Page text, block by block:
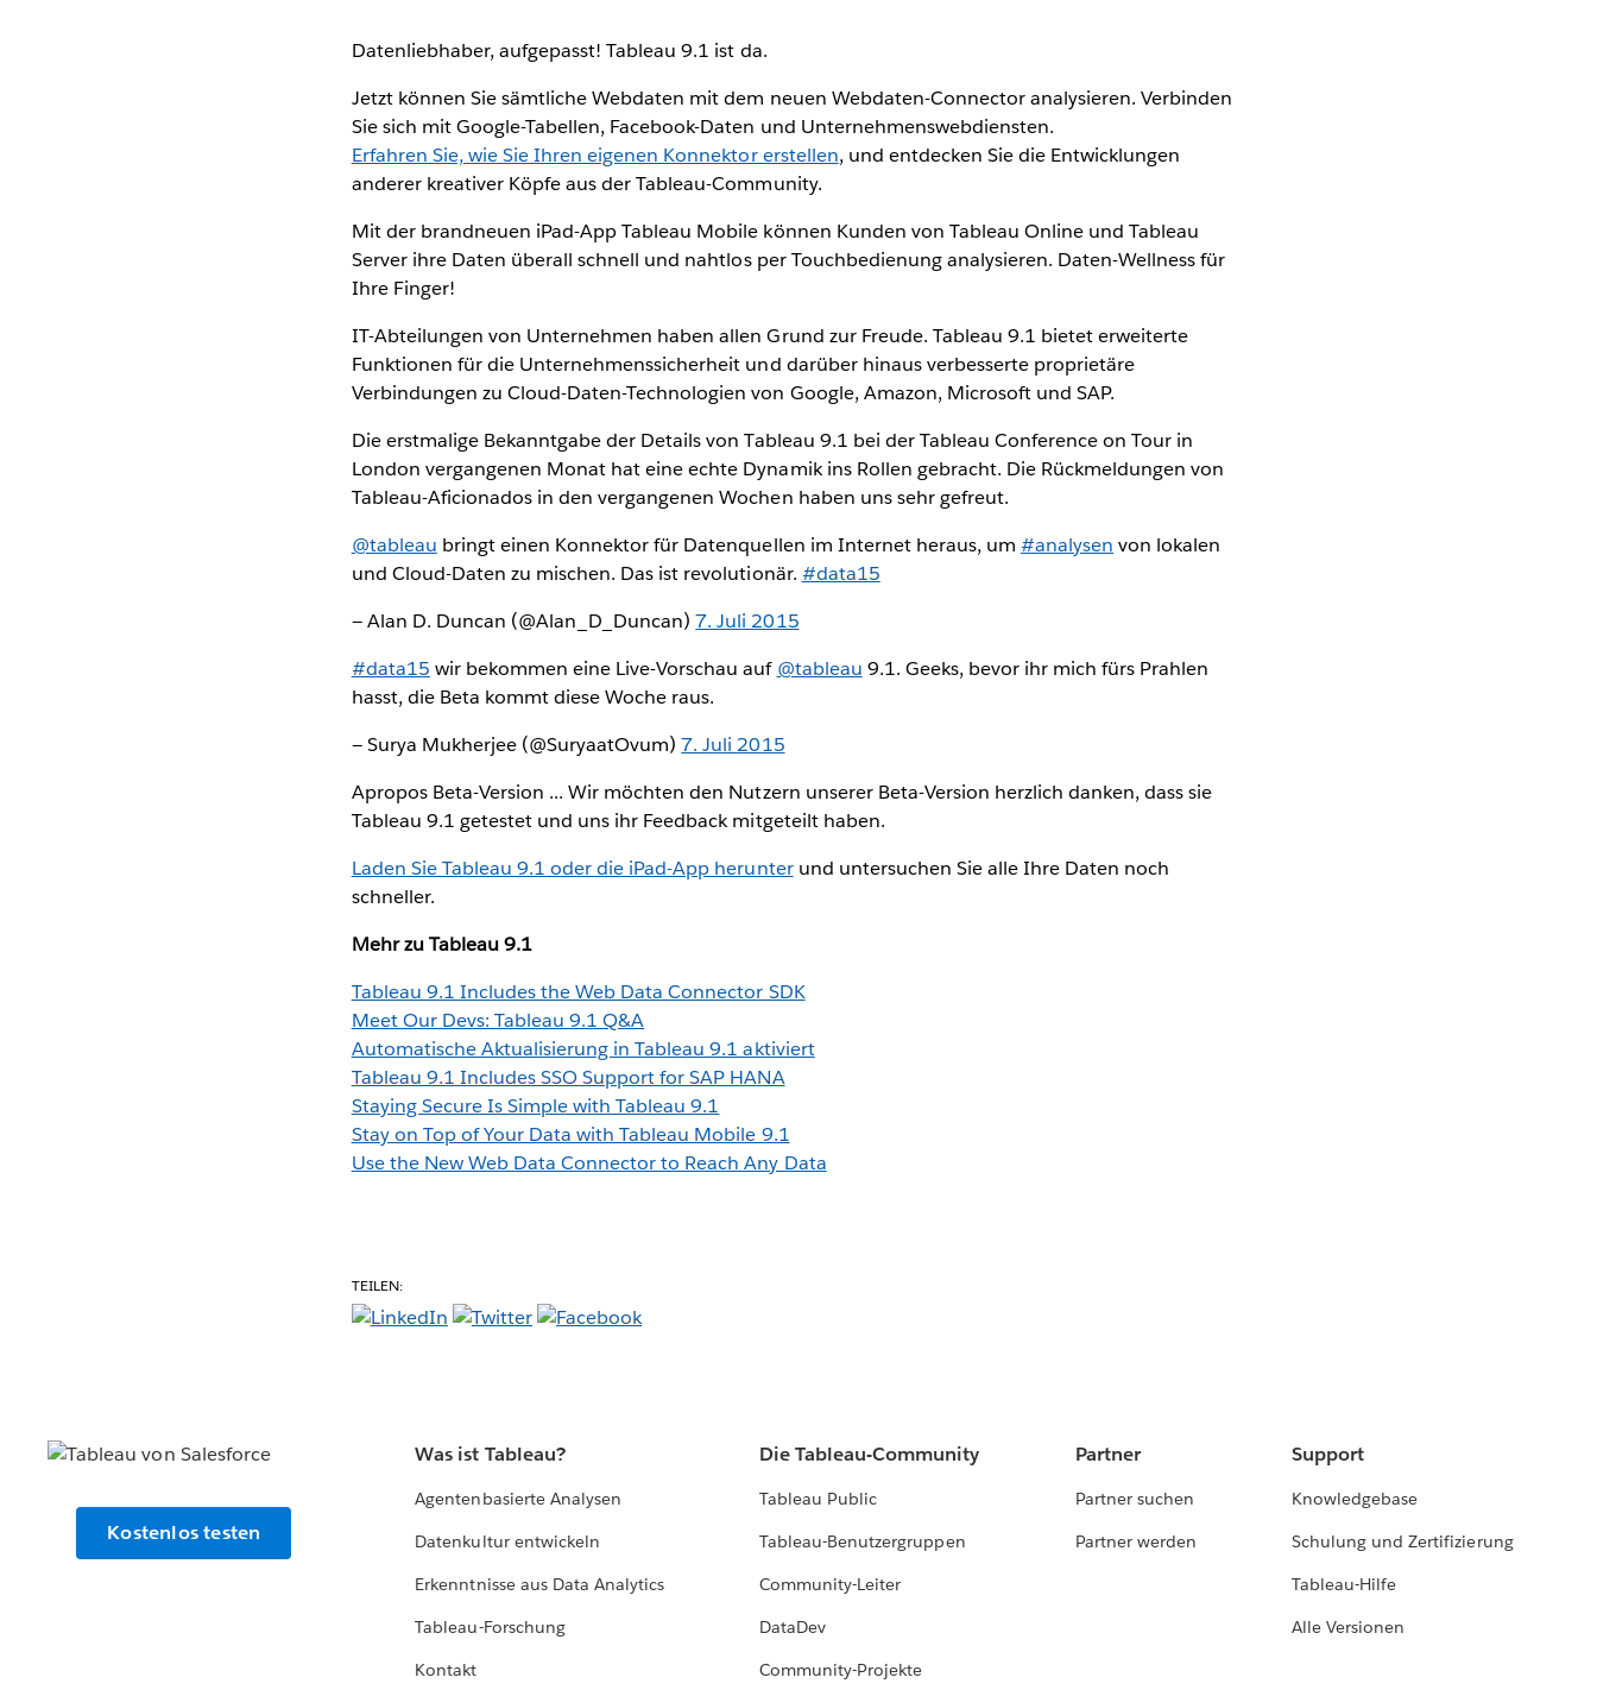
Datenliebhaber, aufgepasst! Tableau 9.1 ist da.
Jetzt können Sie sämtliche Webdaten mit dem neuen Webdaten-Connector analysieren. Verbinden
Sie sich mit Google-Tabellen, Facebook-Daten und Unternehmenswebdiensten.
Erfahren Sie, wie Sie Ihren eigenen Konnektor erstellen, und entdecken Sie die Entwicklungen
anderer kreativer Köpfe aus der Tableau-Community.
Mit der brandneuen iPad-App Tableau Mobile können Kunden von Tableau Online und Tableau
Server ihre Daten überall schnell und nahtlos per Touchbedienung analysieren. Daten-Wellness für
Ihre Finger!
IT-Abteilungen von Unternehmen haben allen Grund zur Freude. Tableau 9.1 bietet erweiterte
Funktionen für die Unternehmenssicherheit und darüber hinaus verbesserte proprietäre
Verbindungen zu Cloud-Daten-Technologien von Google, Amazon, Microsoft und SAP.
Die erstmalige Bekanntgabe der Details von Tableau 9.1 bei der Tableau Conference on Tour in
London vergangenen Monat hat eine echte Dynamik ins Rollen gebracht. Die Rückmeldungen von
Tableau-Aficionados in den vergangenen Wochen haben uns sehr gefreut.
@tableau bringt einen Konnektor für Datenquellen im Internet heraus, um#analysen von lokalen
und Cloud-Daten zu mischen. Das ist revolutionär. #data15
— Alan D. Duncan (@Alan_D_Duncan)7. Juli 2015
#data15 wir bekommen eine Live-Vorschau auf @tableau 9.1. Geeks, bevor ihr mich fürs Prahlen
hasst, die Beta kommt diese Woche raus.
— Surya Mukherjee (@SuryaatOvum)7. Juli 2015
Apropos Beta-Version ... Wir möchten den Nutzern unserer Beta-Version herzlich danken, dass sie
Tableau 9.1 getestet und uns ihr Feedback mitgeteilt haben.
Laden Sie Tableau 9.1 oder die iPad-App herunterund untersuchen Sie alle Ihre Daten noch
schneller.
Mehr zu Tableau 9.1
Tableau 9.1 Includes the Web Data Connector SDK
Meet Our Devs: Tableau 9.1 Q&A
Automatische Aktualisierung in Tableau 9.1 aktiviert
Tableau 9.1 Includes SSO Support for SAP HANA
Staying Secure Is Simple with Tableau 9.1
Stay on Top of Your Data with Tableau Mobile 9.1
Use the New Web Data Connector to Reach Any Data
TEILEN:
Kostenlos testen
Was ist Tableau?
Agentenbasierte Analysen
Datenkultur entwickeln
Erkenntnisse aus Data Analytics
Tableau-Forschung
Kontakt
Die Tableau-Community
Tableau Public
Tableau-Benutzergruppen
Community-Leiter
DataDev
Community-Projekte
Partner
Partner suchen
Partner werden
Support
Knowledgebase
Schulung und Zertifizierung
Tableau-Hilfe
Alle Versionen